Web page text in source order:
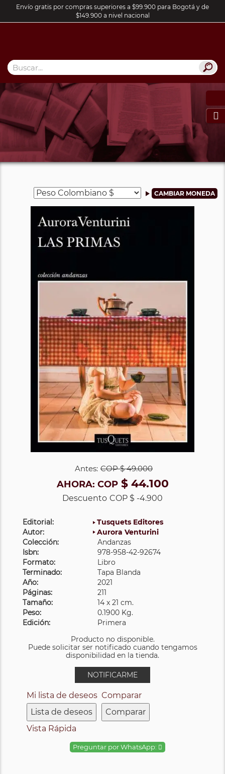
Envío gratis por compras superiores a $99.900 para Bogotá y de
$149.900 a nivel nacional

Antes: COP$ 49.000
AHORA: COP$ 44.100
Descuento COP $ -4.900
Editorial:
Tusquets Editores
Autor:
Aurora Venturini
Colección:
Andanzas
Isbn:
978-958-42-92674
Formato:
Libro
Terminado:
Tapa Blanda
Año:
2021
Páginas:
211
Tamaño:
14 x 21 cm.
Peso:
0.1900 Kg.
Edición:
Primera
Producto no disponible.
Puede solicitar ser notificado cuando tengamos
disponibilidad en la tienda.
NOTIFICARME
Mi lista de deseos
Lista de deseos
Comparar
Comparar
Vista Rápida
Preguntar por WhatsApp: